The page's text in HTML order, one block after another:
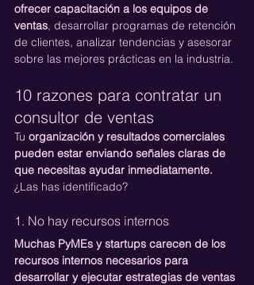
ofrecer capacitación a los equipos de
ventas, desarrollar programas de retención
de clientes, analizar tendencias y asesorar
sobre las mejores prácticas en la industria.
10 razones para contratar un
consultor de ventas
Tu organización y resultados comerciales
pueden estar enviando señales claras de
que necesitas ayudar inmediatamente.
¿Las has identificado?
1. No hay recursos internos
Muchas PyMEs y startups carecen de los
recursos internos necesarios para
desarrollar y ejecutar estrategias de ventas